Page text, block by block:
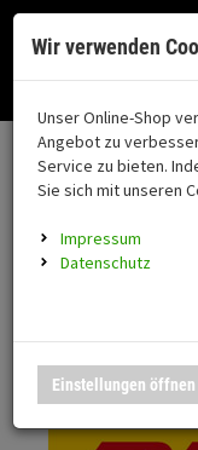
Fahrzeugteile
Neuheiten
coming soon
Anmelden |
Nutzung unserer
Menü
Motorrad auswählen
Versand &
Bitte wählen Sie Ihr
DHL National
Wir verwenden
Unser Online-Shop
Angebot zu
Service zu bieten.
Sie sich mit unseren
Impressum
Datenschutz
Einstellungen öffnen